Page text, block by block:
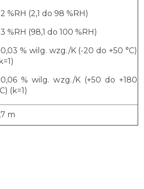
%RH (2,1 do 98 %RH)
%RH (98,1 do 100 %RH)
% wilg. wzg./K (-20 do +50 °C)
% wilg. wzg./K (+50 do +180
(k=1)
m